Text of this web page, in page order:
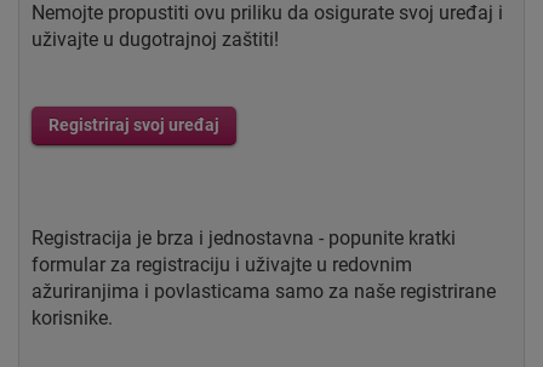
Nemojte propustiti ovu priliku da osigurate svoj uređaj i
uživajte u dugotrajnoj zaštiti!
Registriraj svoj uređaj
Registracija je brza i jednostavna - popunite kratki
formular za registraciju i uživajte u redovnim
ažuriranjima i povlasticama samo za naše registrirane
korisnike.